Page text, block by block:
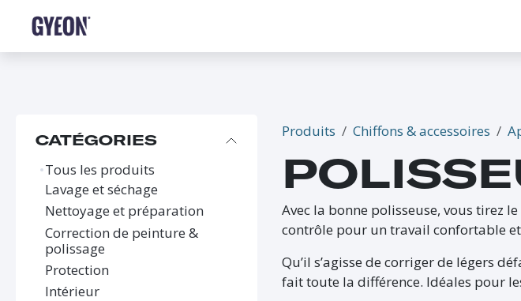
CATÉGORIES
Tous les produits
Lavage et séchage
Nettoyage et préparation
Correction de peinture &
polissage
Protection
Intérieur
Produits Chiffons & accessoires
Avec la bonne polisseuse, vous tirez
contrôle pour un travail confortable
Qu’il s’agisse de corriger de légers
fait toute la différence. Idéales pour